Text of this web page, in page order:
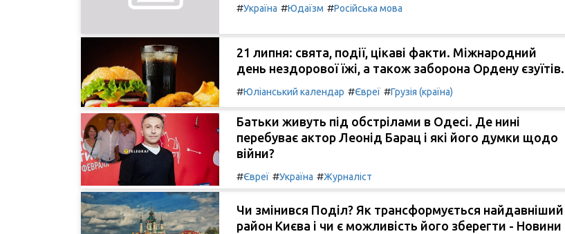
#Україна #Юдаїзм #Російська мова
21 липня: свята, події, цікаві факти. Міжнародний
день нездорової їжі, а також заборона Ордену єзуїтів.
#Юліанський календар #Євреї #Грузія (країна)
Батьки живуть під обстрілами в Одесі. Де нині
перебуває актор Леонід Барац і які його думки щодо
війни?
#Євреї #Україна #Журналіст
Чи змінився Поділ? Як трансформується найдавніший
район Києва і чи є можливість його зберегти - Новини